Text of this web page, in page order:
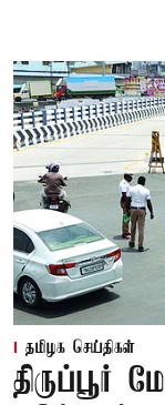
தமிழக செய்திகள்
திருப்பூர்